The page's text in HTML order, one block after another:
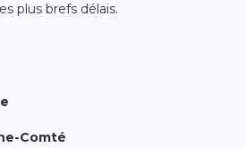
plus brefs délais.
Comté